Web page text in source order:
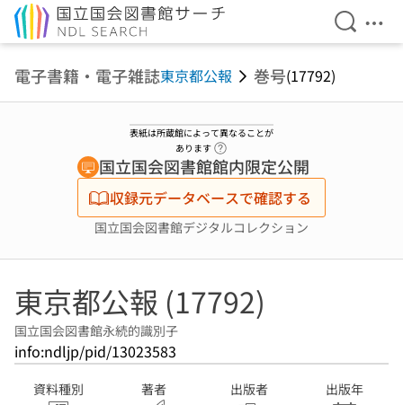
検索を
メ
電子書籍・電子雑誌東京都公報 巻号(17792)
表紙は所蔵館によって異なることが
あります
国立国会図書館館内限定公開
収録元データベースで確認する
国立国会図書館デジタルコレクション
東京都公報 (17792)
国立国会図書館永続的識別子
info:ndljp/pid/13023583
資料種別 著者 出版者 出版年